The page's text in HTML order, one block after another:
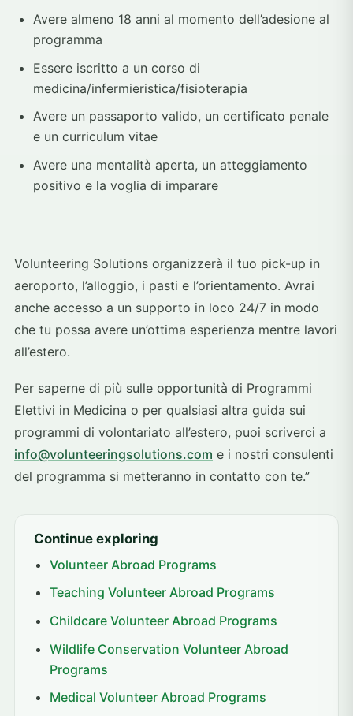
Avere almeno 18 anni al momento dell’adesione al
programma
Essere iscritto a un corso di
medicina/infermieristica/fisioterapia
Avere un passaporto valido, un certificato penale
e un curriculum vitae
Avere una mentalità aperta, un atteggiamento
positivo e la voglia di imparare
Volunteering Solutions organizzerà il tuo pick-up in
aeroporto, l’alloggio, i pasti e l’orientamento. Avrai
anche accesso a un supporto in loco 24/7 in modo
che tu possa avere un’ottima esperienza mentre lavori
all’estero.
Per saperne di più sulle opportunità di Programmi
Elettivi in Medicina o per qualsiasi altra guida sui
programmi di volontariato all’estero, puoi scriverci a
info@volunteeringsolutions.com e i nostri consulenti
del programma si metteranno in contatto con te.”
Continue exploring
Volunteer Abroad Programs
Teaching Volunteer Abroad Programs
Childcare Volunteer Abroad Programs
Wildlife Conservation Volunteer Abroad
Programs
Medical Volunteer Abroad Programs